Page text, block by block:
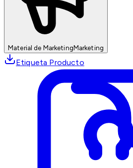
Material de MarketingMarketing
Etiqueta Producto